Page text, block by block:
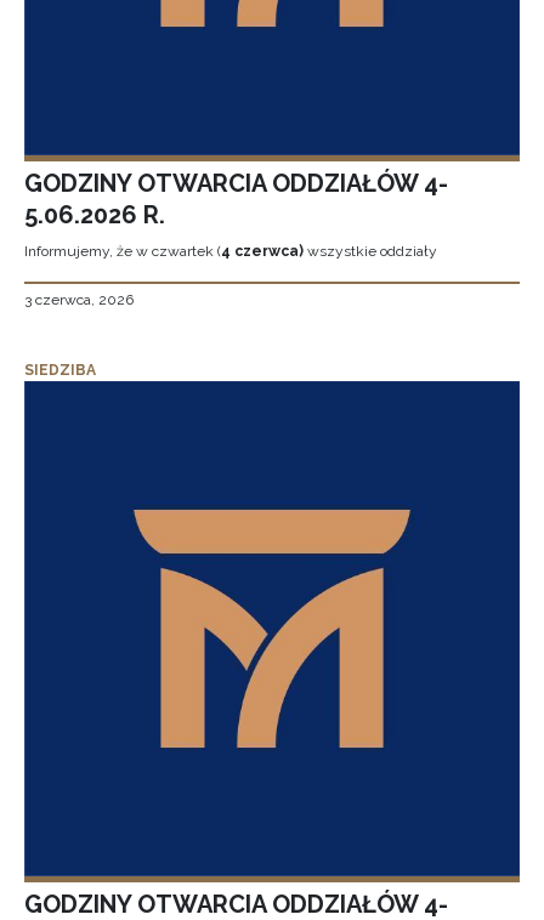
GODZINY OTWARCIA ODDZIAŁÓW 4-
5.06.2026 R.
Informujemy, że w czwartek (4 czerwca) wszystkie oddziały
3 czerwca, 2026
SIEDZIBA
GODZINY OTWARCIA ODDZIAŁÓW 4-